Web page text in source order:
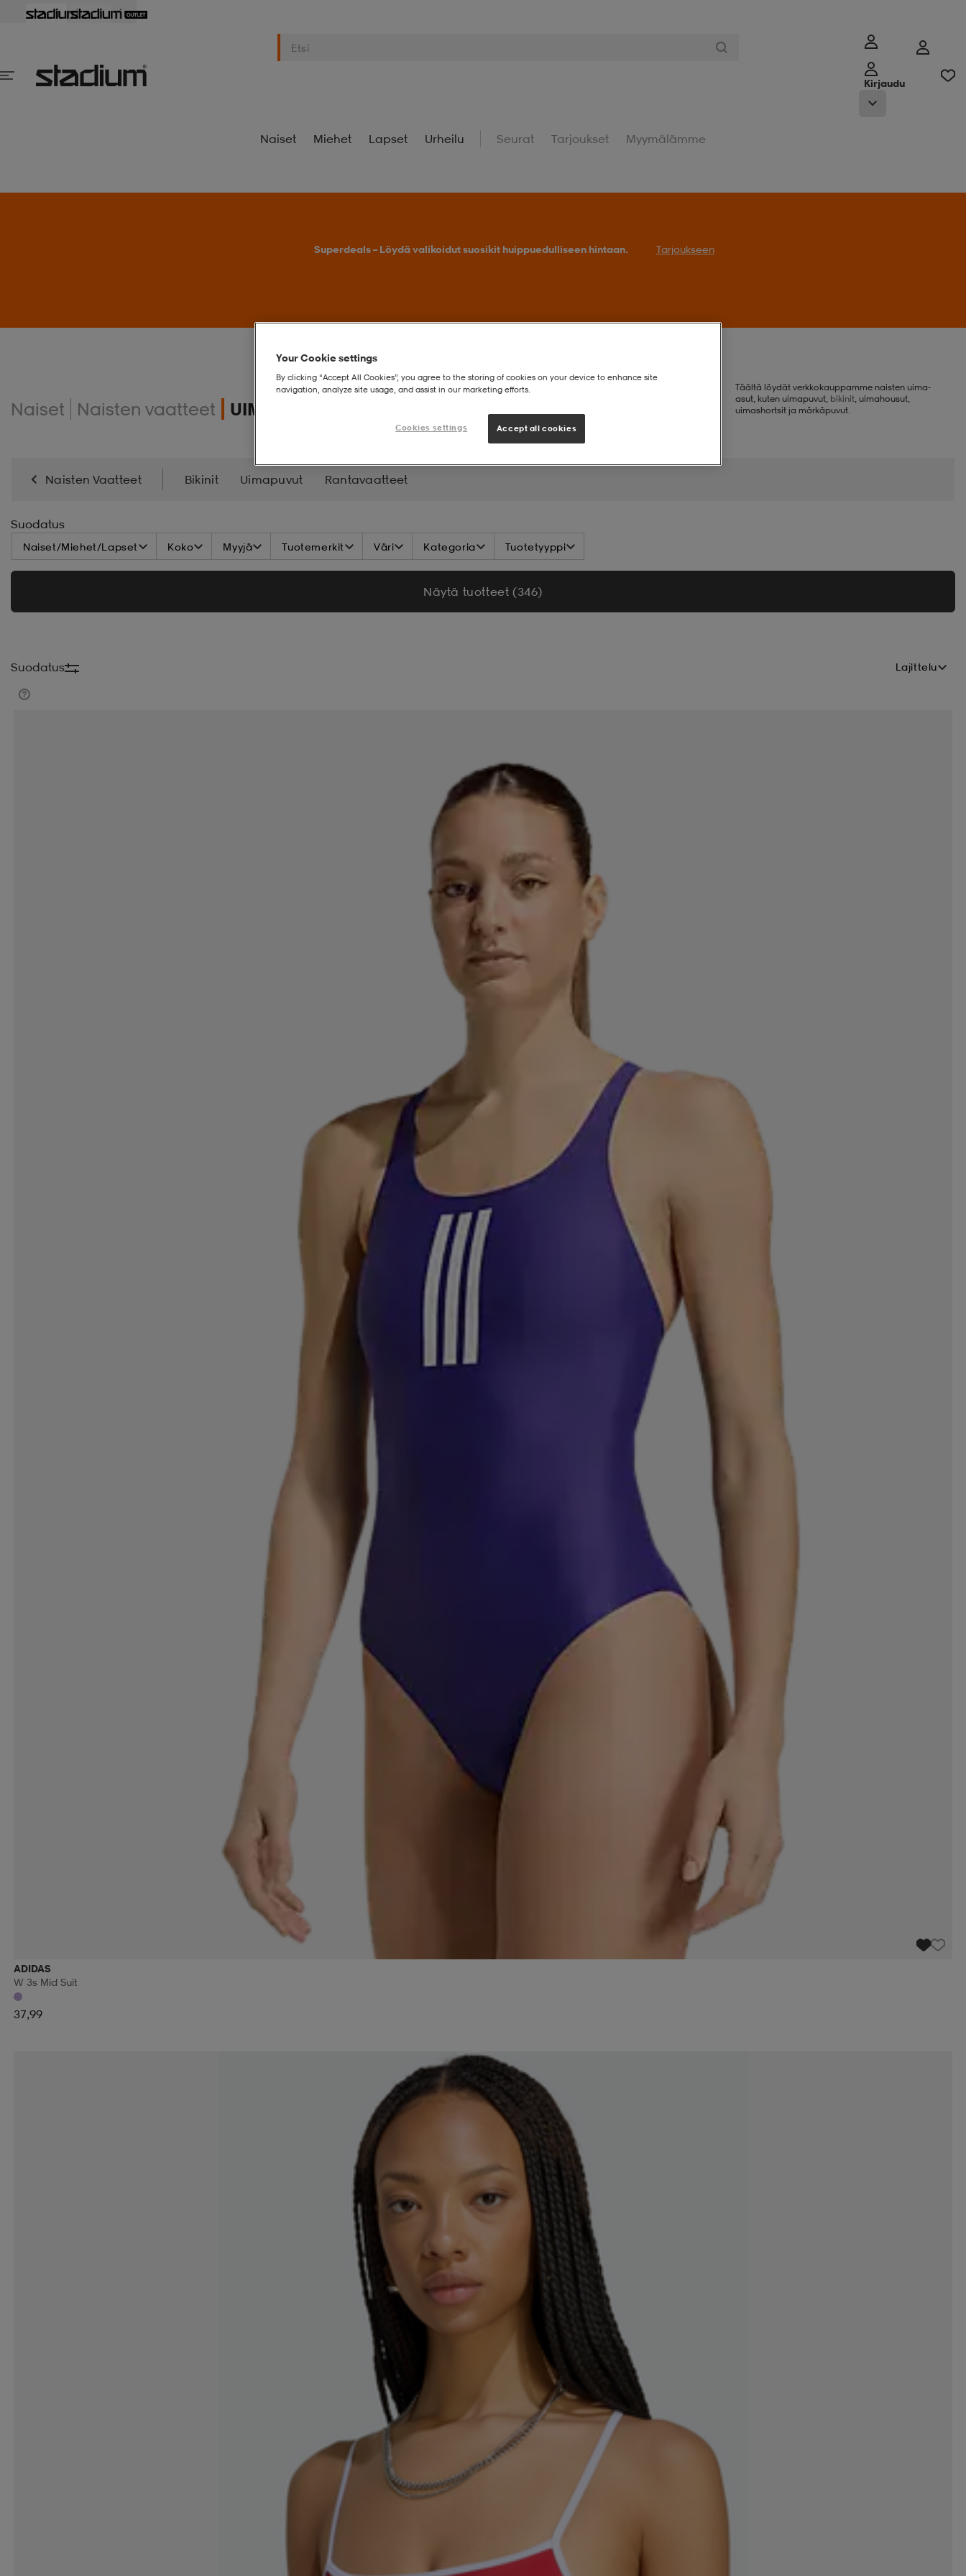
Kirjaudu
Naiset Miehet Lapset Urheilu Seurat Tarjoukset Myymälämme
Superdeals – Löydä valikoidut suosikit huippuedulliseen hintaan. Tarjoukseen
Naiset Naisten vaatteet UIMA-ASUT
Täältä löydät verkkokauppamme naisten uima-
asut, kuten uimapuvut, bikinit, uimahousut,
uimashortsit ja märkäpuvut.
Naisten Vaatteet Bikinit Uimapuvut Rantavaatteet
Suodatus
Naiset/Miehet/Lapset Koko Myyjä Tuotemerkit Väri Kategoria Tuotetyyppi
Näytä tuotteet (346)
Suodatus Lajittelu
ADIDAS
W 3s Mid Suit
37,99
Your Cookie settings
By clicking “Accept All Cookies”, you agree to the storing of cookies on your device to enhance site
navigation, analyze site usage, and assist in our marketing efforts.
Cookies settings Accept all cookies